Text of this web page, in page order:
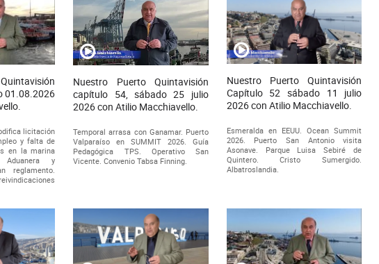
01.08.2026
licitación
y falta de
en la marina
Aduanera y
reglamento.
Nuestro Puerto Quintavisión
capítulo 54, sábado 25 julio
2026 con Atilio Macchiavello.
Temporal arrasa con Ganamar. Puerto
Valparaíso en SUMMIT 2026. Guía
Pedagógica TPS. Operativo San
Vicente. Convenio Tabsa Finning.
Nuestro Puerto Quintavisión
Capítulo 52 sábado 11 julio
2026 con Atilio Macchiavello.
Esmeralda en EEUU. Ocean Summit
2026. Puerto San Antonio visita
Asonave. Parque Luisa Sebiré de
Quintero. Cristo Sumergido.
Albatroslandia.